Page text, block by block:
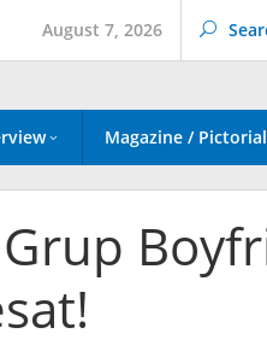
August 7, 2026
Magazine / Pictorial